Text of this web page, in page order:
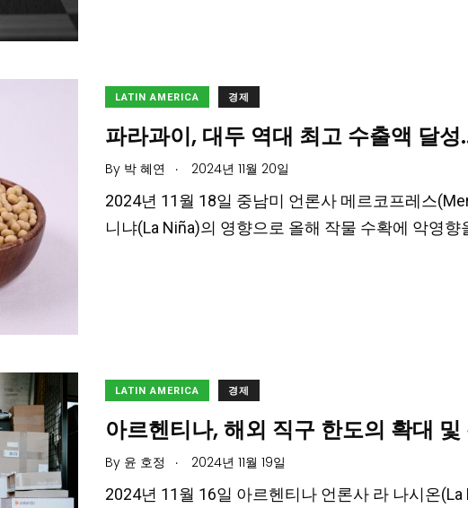
LATIN AMERICA 경제
파라과이, 대두 역대 최고 수출액 달
By 박 혜연 . 2024년 11월 20일
2024년 11월 18일 중남미 언론사 메르코프레스
니냐(La Niña)의 영향으로 올해 작물 수확에 악영향
LATIN AMERICA 경제
아르헨티나, 해외 직구 한도의 확대
By 윤 호정 . 2024년 11월 19일
2024년 11월 16일 아르헨티나 언론사 라 나시온